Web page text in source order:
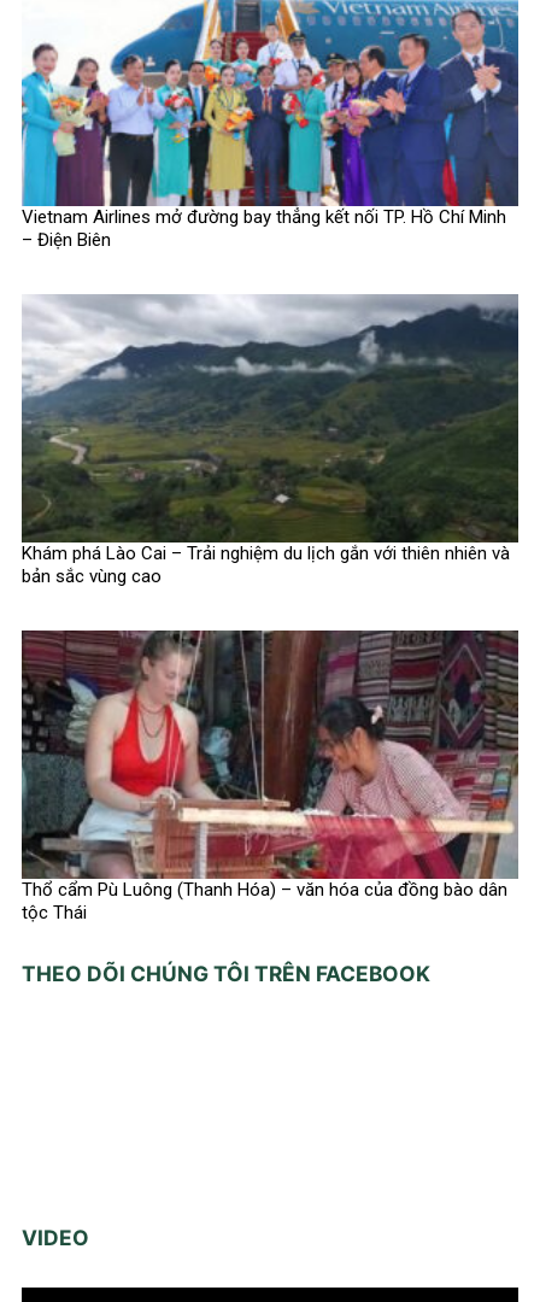
Vietnam Airlines mở đường bay thẳng kết nối TP. Hồ Chí Minh
– Điện Biên
Khám phá Lào Cai – Trải nghiệm du lịch gắn với thiên nhiên và
bản sắc vùng cao
Thổ cẩm Pù Luông (Thanh Hóa) – văn hóa của đồng bào dân
tộc Thái
THEO DÕI CHÚNG TÔI TRÊN FACEBOOK
VIDEO